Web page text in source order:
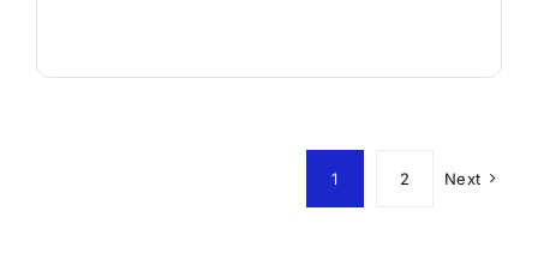
1 2 Next